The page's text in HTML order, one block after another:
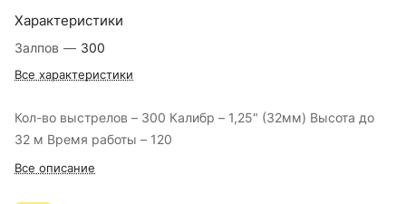
Характеристики
Залпов — 300
Все характеристики
Кол-во выстрелов – 300 Калибр – 1,25" (32мм) Высота до
32 м Время работы – 120
Все описание